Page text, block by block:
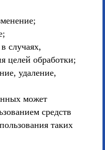
случаях,
целей обработки;
удаление,
может
средств
таких